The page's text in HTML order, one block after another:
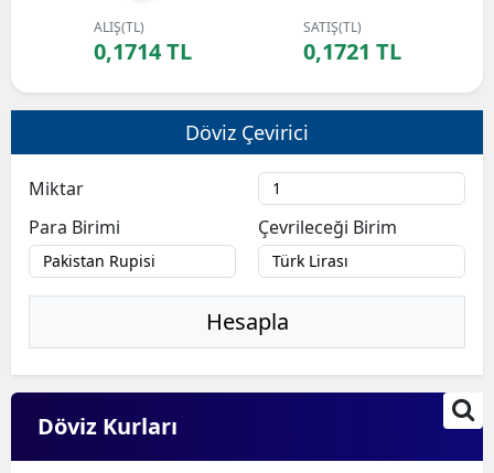
ALIŞ(TL)
0,1714 TL
SATIŞ(TL)
0,1721 TL
Döviz Çevirici
Miktar
Para Birimi
Çevrileceği Birim
Hesapla
Döviz Kurları